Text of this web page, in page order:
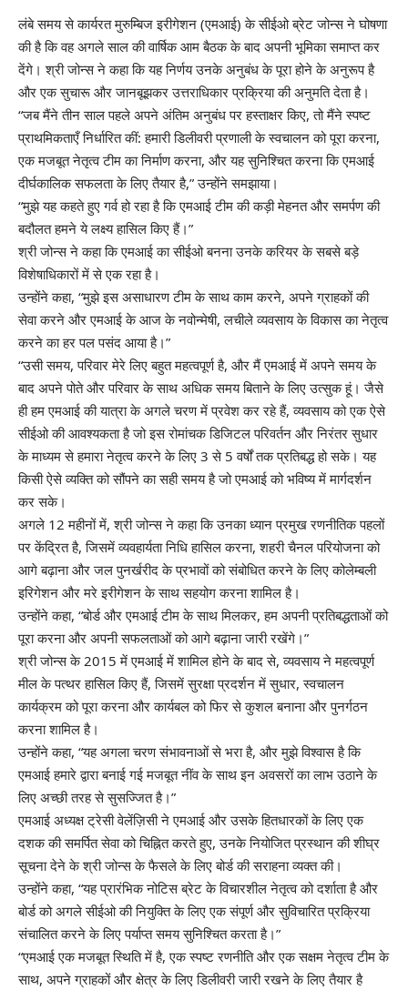
लंबे समय से कार्यरत मुरुम्बिज इरीगेशन (एमआई) के सीईओ ब्रेट जोन्स ने घोषणा
की है कि वह अगले साल की वार्षिक आम बैठक के बाद अपनी भूमिका समाप्त कर
देंगे। श्री जोन्स ने कहा कि यह निर्णय उनके अनुबंध के पूरा होने के अनुरूप है
और एक सुचारू और जानबूझकर उत्तराधिकार प्रक्रिया की अनुमति देता है।
“जब मैंने तीन साल पहले अपने अंतिम अनुबंध पर हस्ताक्षर किए, तो मैंने स्पष्ट
प्राथमिकताएँ निर्धारित कीं: हमारी डिलीवरी प्रणाली के स्वचालन को पूरा करना,
एक मजबूत नेतृत्व टीम का निर्माण करना, और यह सुनिश्चित करना कि एमआई
दीर्घकालिक सफलता के लिए तैयार है,” उन्होंने समझाया।
“मुझे यह कहते हुए गर्व हो रहा है कि एमआई टीम की कड़ी मेहनत और समर्पण की
बदौलत हमने ये लक्ष्य हासिल किए हैं।”
श्री जोन्स ने कहा कि एमआई का सीईओ बनना उनके करियर के सबसे बड़े
विशेषाधिकारों में से एक रहा है।
उन्होंने कहा, “मुझे इस असाधारण टीम के साथ काम करने, अपने ग्राहकों की
सेवा करने और एमआई के आज के नवोन्मेषी, लचीले व्यवसाय के विकास का नेतृत्व
करने का हर पल पसंद आया है।”
“उसी समय, परिवार मेरे लिए बहुत महत्वपूर्ण है, और मैं एमआई में अपने समय के
बाद अपने पोते और परिवार के साथ अधिक समय बिताने के लिए उत्सुक हूं। जैसे
ही हम एमआई की यात्रा के अगले चरण में प्रवेश कर रहे हैं, व्यवसाय को एक ऐसे
सीईओ की आवश्यकता है जो इस रोमांचक डिजिटल परिवर्तन और निरंतर सुधार
के माध्यम से हमारा नेतृत्व करने के लिए 3 से 5 वर्षों तक प्रतिबद्ध हो सके। यह
किसी ऐसे व्यक्ति को सौंपने का सही समय है जो एमआई को भविष्य में मार्गदर्शन
कर सके।
अगले 12 महीनों में, श्री जोन्स ने कहा कि उनका ध्यान प्रमुख रणनीतिक पहलों
पर केंद्रित है, जिसमें व्यवहार्यता निधि हासिल करना, शहरी चैनल परियोजना को
आगे बढ़ाना और जल पुनर्खरीद के प्रभावों को संबोधित करने के लिए कोलेम्बली
इरिगेशन और मरे इरीगेशन के साथ सहयोग करना शामिल है।
उन्होंने कहा, “बोर्ड और एमआई टीम के साथ मिलकर, हम अपनी प्रतिबद्धताओं को
पूरा करना और अपनी सफलताओं को आगे बढ़ाना जारी रखेंगे।”
श्री जोन्स के 2015 में एमआई में शामिल होने के बाद से, व्यवसाय ने महत्वपूर्ण
मील के पत्थर हासिल किए हैं, जिसमें सुरक्षा प्रदर्शन में सुधार, स्वचालन
कार्यक्रम को पूरा करना और कार्यबल को फिर से कुशल बनाना और पुनर्गठन
करना शामिल है।
उन्होंने कहा, “यह अगला चरण संभावनाओं से भरा है, और मुझे विश्वास है कि
एमआई हमारे द्वारा बनाई गई मजबूत नींव के साथ इन अवसरों का लाभ उठाने के
लिए अच्छी तरह से सुसज्जित है।”
एमआई अध्यक्ष ट्रेसी वेलेंज़िसी ने एमआई और उसके हितधारकों के लिए एक
दशक की समर्पित सेवा को चिह्नित करते हुए, उनके नियोजित प्रस्थान की शीघ्र
सूचना देने के श्री जोन्स के फैसले के लिए बोर्ड की सराहना व्यक्त की।
उन्होंने कहा, “यह प्रारंभिक नोटिस ब्रेट के विचारशील नेतृत्व को दर्शाता है और
बोर्ड को अगले सीईओ की नियुक्ति के लिए एक संपूर्ण और सुविचारित प्रक्रिया
संचालित करने के लिए पर्याप्त समय सुनिश्चित करता है।”
“एमआई एक मजबूत स्थिति में है, एक स्पष्ट रणनीति और एक सक्षम नेतृत्व टीम के
साथ, अपने ग्राहकों और क्षेत्र के लिए डिलीवरी जारी रखने के लिए तैयार है